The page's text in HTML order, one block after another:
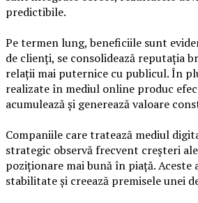
predictibile.
Pe termen lung, beneficiile sunt
de clienți, se consolidează reputația
relații mai puternice cu publicul. În
realizate în mediul online produc
acumulează și generează valoare
Companiile care tratează mediul
strategic observă frecvent creșteri
poziționare mai bună în piață. Aceste
stabilitate și creează premisele unei